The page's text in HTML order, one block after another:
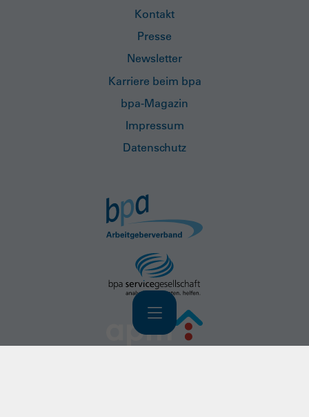
Navigation
Kontakt
Presse
Newsletter
Karriere beim bpa
bpa-Magazin
Impressum
Datenschutz